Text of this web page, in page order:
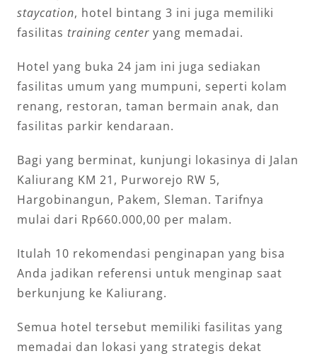
staycation, hotel bintang 3 ini juga memiliki
fasilitas training centeryang memadai.
Hotel yang buka 24 jam ini juga sediakan
fasilitas umum yang mumpuni, seperti kolam
renang, restoran, taman bermain anak, dan
fasilitas parkir kendaraan.
Bagi yang berminat, kunjungi lokasinya di Jalan
Kaliurang KM 21, Purworejo RW 5,
Hargobinangun, Pakem, Sleman. Tarifnya
mulai dari Rp660.000,00 per malam.
Itulah 10 rekomendasi penginapan yang bisa
Anda jadikan referensi untuk menginap saat
berkunjung ke Kaliurang.
Semua hotel tersebut memiliki fasilitas yang
memadai dan lokasi yang strategis dekat